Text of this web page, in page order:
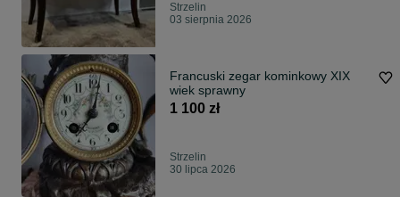
Strzelin
03 sierpnia 2026
Francuski zegar kominkowy XIX
wiek sprawny
1 100 zł
Strzelin
30 lipca 2026